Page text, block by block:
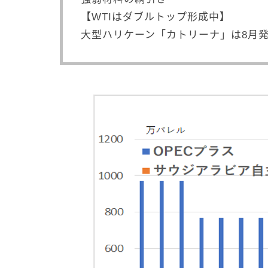
【WTIはダブルトップ形成中】
大型ハリケーン「カトリーナ」は8月